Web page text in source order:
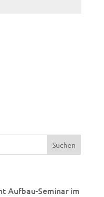
Aufbau-Seminar im